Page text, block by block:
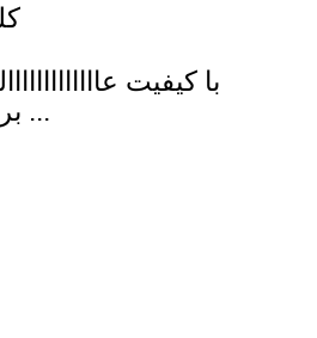
با کیفیت
برجسته تولید کنید ...